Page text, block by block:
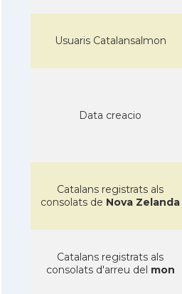
Usuaris Catalansalmon
Data creacio
Catalans registrats als
consolats de Nova Zelanda
Catalans registrats als
consolats d'arreu del mon